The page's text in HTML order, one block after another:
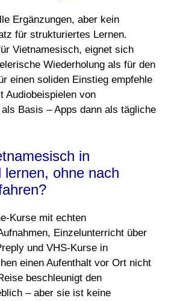
Ergänzungen, aber kein
für strukturiertes Lernen.
Vietnamesisch, eignet sich
Wiederholung als für den
einen soliden Einstieg empfehle
Audiobeispielen von
Basis – Apps dann als tägliche
in
lernen, ohne nach
Kurse mit echten
Einzelunterricht über
und VHS-Kurse in
einen Aufenthalt vor Ort nicht
beschleunigt den
– aber sie ist keine